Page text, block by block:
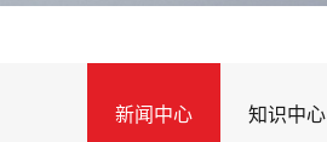
新闻中心 知识中心